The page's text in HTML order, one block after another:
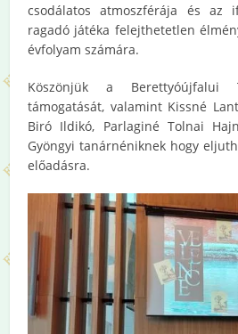
csodálatos atmoszférája és az
ragadó játéka felejthetetlen
évfolyam számára.
Köszönjük a Berettyóújfalui
támogatását, valamint Kissné
Biró Ildikó, Parlaginé Tolnai
Gyöngyi tanárnéniknek hogy
előadásra.